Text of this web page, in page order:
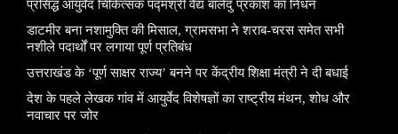
प्रसिद्ध आयुर्वेद चिकित्सक पद्मश्री वैद्य बालेंदु प्रकाश का निधन
डाटमीर बना नशामुक्ति की मिसाल, ग्रामसभा ने शराब-चरस समेत सभी
नशीले पदार्थों पर लगाया पूर्ण प्रतिबंध
उत्तराखंड के ‘पूर्ण साक्षर राज्य’ बनने पर केंद्रीय शिक्षा मंत्री ने दी बधाई
देश के पहले लेखक गांव में आयुर्वेद विशेषज्ञों का राष्ट्रीय मंथन, शोध और
नवाचार पर जोर